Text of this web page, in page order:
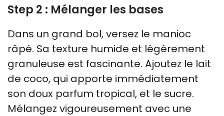
Step 2 : Mélanger les bases
Dans un grand bol, versez le manioc
râpé. Sa texture humide et légèrement
granuleuse est fascinante. Ajoutez le lait
de coco, qui apporte immédiatement
son doux parfum tropical, et le sucre.
Mélangez vigoureusement avec une